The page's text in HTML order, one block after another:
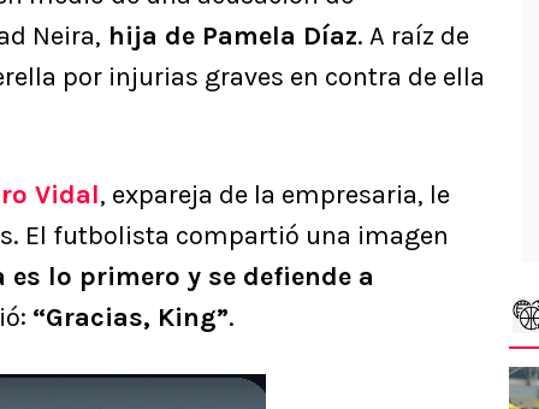
Neira, hija de Pamela Díaz. A raíz de
por injurias graves en contra de ella
Vidal, expareja de la empresaria, le
El futbolista compartió una imagen
es lo primero y se defiende a
“Gracias, King”.